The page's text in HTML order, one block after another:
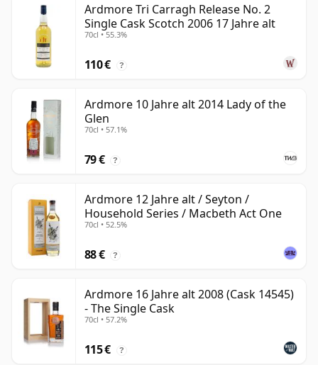
Ardmore Tri Carragh Release No. 2
Single Cask Scotch 2006 17 Jahre alt
70cl • 55.3%
110 € ?
Ardmore 10 Jahre alt 2014 Lady of the
Glen
70cl • 57.1%
79 € ?
Ardmore 12 Jahre alt / Seyton /
Household Series / Macbeth Act One
70cl • 52.5%
88 € ?
Ardmore 16 Jahre alt 2008 (Cask 14545)
- The Single Cask
70cl • 57.2%
115 € ?